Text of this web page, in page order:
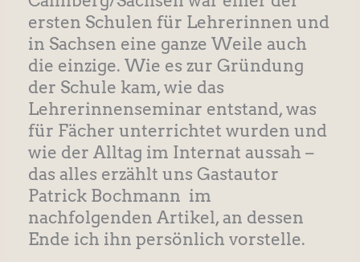
ersten Schulen für Lehrerinnen und
in Sachsen eine ganze Weile auch
die einzige. Wie es zur Gründung
der Schule kam, wie das
Lehrerinnenseminar entstand, was
für Fächer unterrichtet wurden und
wie der Alltag im Internat aussah –
das alles erzählt uns Gastautor
Patrick Bochmann im
nachfolgenden Artikel, an dessen
Ende ich ihn persönlich vorstelle.